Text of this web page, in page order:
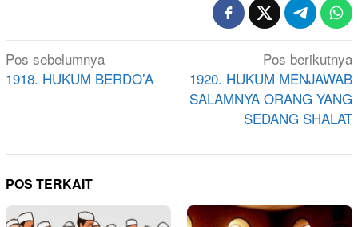
Navigasi
pos
Pos sebelumnya
1918. HUKUM BERDO’A
Pos berikutnya
1920. HUKUM MENJAWAB
SALAMNYA ORANG YANG
SEDANG SHALAT
POS TERKAIT